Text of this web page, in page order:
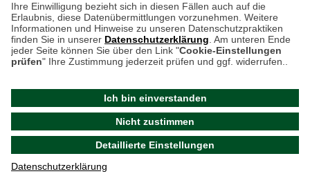
Ihre Einwilligung bezieht sich in diesen Fällen auch auf die
Erlaubnis, diese Datenübermittlungen vorzunehmen. Weitere
Informationen und Hinweise zu unseren Datenschutzpraktiken
finden Sie in unserer Datenschutzerklärung . Am unteren Ende
jeder Seite können Sie über den Link "Cookie-Einstellungen
prüfen" Ihre Zustimmung jederzeit prüfen und ggf. widerrufen..
Ich bin einverstanden
Nicht zustimmen
Detaillierte Einstellungen
Datenschutzerklärung
AGB Rücksendung von Waren Datenschutz
Impressum
Kontakt
Zur Echtheit von Bewertungen
Barrierefreiheit unserer Website
Aktuelle Cookie-Einstellungen prüfen
am 06.08.2026 um 14:47
2024 THE BRITISH SHOP
Versandhandel GmbH & Co. KG
ACHTUNG!
Ihr Browser speichert aktuell keine Cookies!
Leider können Sie in diesem Fall unseren Online-Shop
Bitte stellen Sie sicher, dass Ihr Browser unsere funktionalen
Cookies für die Dauer Ihres Besuchs auf unserer Website
akzeptiert. Unabhängig davon können Sie entscheiden,
welche zustimmungspflichtigen Cookies wir setzen dürfen.